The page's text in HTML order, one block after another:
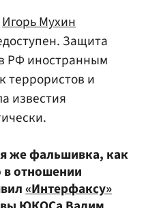
Игорь Мухин
Защита
РФ иностранным
террористов и
известия
же фальшивка, как
в отношении
«Интерфаксу»